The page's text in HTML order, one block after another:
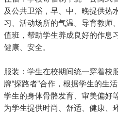
及公共卫浴，早、中、晚提供热
习、活动场所的气温。导育教师
值班，帮助学生养成良好的作息
健康、安全。
服装：学生在校期间统一穿着校
牌“探路者”合作，根据学生的生
学生的身体骨骼发育、审美偏好
为学生提供时尚、舒适、健康、